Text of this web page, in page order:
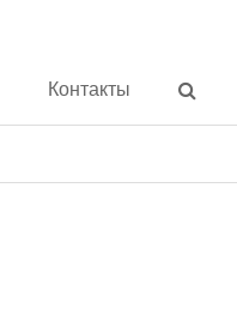
Контакты